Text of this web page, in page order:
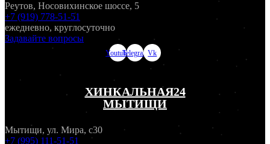
Реутов, Носовихинское шоссе, 5
+7 (919) 778-51-51
ежедневно, круглосуточно
Задавайте вопросы
YoutubeTelegramVk
ХИНКАЛЬНАЯ24
МЫТИЩИ
Мытищи, ул. Мира, с30
+7 (995) 111-51-51